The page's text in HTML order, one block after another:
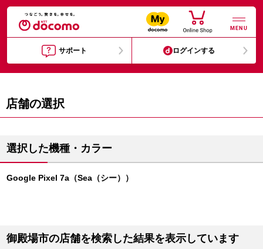
MENU
サポート ログインする
店舗の選択
選択した機種・カラー
Google Pixel 7a（Sea（シー））
御殿場市の店舗を検索した結果を表示しています